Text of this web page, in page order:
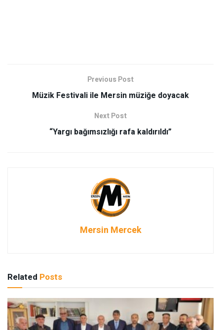
Previous Post
Müzik Festivali ile Mersin müziğe doyacak
Next Post
“Yargı bağımsızlığı rafa kaldırıldı”
Mersin Mercek
Related Posts